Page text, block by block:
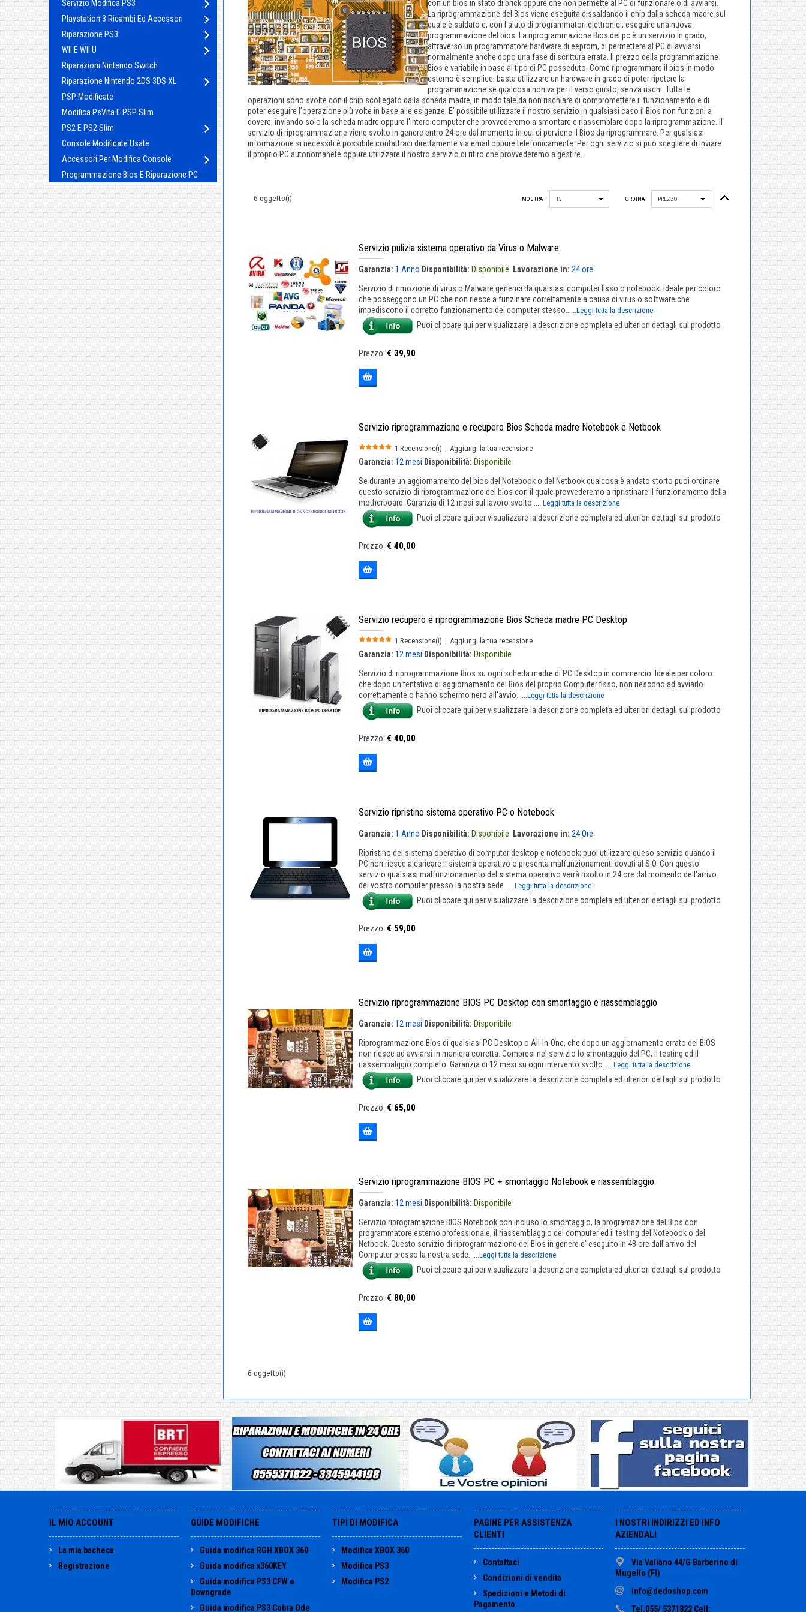
Servizio Modifica PS3
Playstation 3 Ricambi Ed Accessori
Riparazione PS3
WII E WII U
Riparazioni Nintendo Switch
Riparazione Nintendo 2DS 3DS XL
PSP Modificate
Modifica PsVita E PSP Slim
PS2 E PS2 Slim
Console Modificate Usate
Accessori Per Modifica Console
Programmazione Bios E Riparazione PC
con un bios in stato di brick oppure che non permette al PC di funzionare o di avviarsi.
La riprogrammazione del Bios viene eseguita dissaldando il chip dalla scheda madre sul
quale è saldato e, con l'aiuto di programmatori elettronici, eseguire una nuova
programmazione del bios. La riprogrammazione Bios del pc è un servizio in grado,
attraverso un programmatore hardware di eeprom, di permettere al PC di avviarsi
normalmente anche dopo una fase di scrittura errata. Il prezzo della programmazione
Bios è variabile in base al tipo di PC posseduto. Come riprogrammare il bios in modo
esterno è semplice; basta utilizzare un hardware in grado di poter ripetere la
programmazione se qualcosa non va per il verso giusto, senza rischi. Tutte le
operazioni sono svolte con il chip scollegato dalla scheda madre, in modo tale da non rischiare di compromettere il funzionamento e di
poter eseguire l'operazione più volte in base alle esigenze. E' possibile utilizzare il nostro servizio in qualsiasi caso il Bios non funzioni a
dovere, inviando solo la scheda madre oppure l'intero computer che provvederemo a smontare e riassemblare dopo la riprogrammazione. Il
servizio di riprogrammazione viene svolto in genere entro 24 ore dal momento in cui ci perviene il Bios da riprogrammare. Per qualsiasi
informazione si necessiti è possibile contattraci direttamente via email oppure telefonicamente. Per ogni servizio si può scegliere di inviare
il proprio PC autonomanete oppure utilizzare il nostro servizio di ritiro che provvederemo a gestire.
6 oggetto(i) ORDINA PREZZO
MOSTRA 13
Servizio pulizia sistema operativo da Virus o Malware
Garanzia: 1 Anno Disponibilità: Disponibile Lavorazione in: 24 ore
Servizio di rimozione di virus o Malware generici da qualsiasi computer fisso o notebook. Ideale per coloro
che posseggono un PC che non riesce a funzinare correttamente a causa di virus o software che
impediscono il corretto funzionamento del computer stesso...... Leggi tutta la descrizione
Puoi cliccare qui per visualizzare la descrizione completa ed ulteriori dettagli sul prodotto
Prezzo: € 39,90
Servizio riprogrammazione e recupero Bios Scheda madre Notebook e Netbook
1 Recensione(i) | Aggiungi la tua recensione
Garanzia: 12 mesi Disponibilità: Disponibile
Se durante un aggiornamento del bios del Notebook o del Netbook qualcosa è andato storto puoi ordinare
questo servizio di riprogrammazione del bios con il quale provvederemo a ripristinare il funzionamento della
motherboard. Garanzia di 12 mesi sul lavoro svolto...... Leggi tutta la descrizione
Puoi cliccare qui per visualizzare la descrizione completa ed ulteriori dettagli sul prodotto
Prezzo: € 40,00
Servizio recupero e riprogrammazione Bios Scheda madre PC Desktop
1 Recensione(i) | Aggiungi la tua recensione
Garanzia: 12 mesi Disponibilità: Disponibile
Servizio di riprogrammazione Bios su ogni scheda madre di PC Desktop in commercio. Ideale per coloro
che dopo un tentativo di aggiornamento del Bios del proprio Computer fisso, non riescono ad avviarlo
correttamente o hanno schermo nero all'avvio...... Leggi tutta la descrizione
Puoi cliccare qui per visualizzare la descrizione completa ed ulteriori dettagli sul prodotto
Prezzo: € 40,00
Servizio ripristino sistema operativo PC o Notebook
Garanzia: 1 Anno Disponibilità: Disponibile Lavorazione in: 24 Ore
Ripristino del sistema operativo di computer desktop e notebook; puoi utilizzare queso servizio quando il
PC non riesce a caricare il sistema operativo o presenta malfunzionamenti dovuti al S.O. Con questo
servizio qualsiasi malfunzionamento del sistema operativo verrà risolto in 24 ore dal momento dell'arrivo
del vostro computer presso la nostra sede...... Leggi tutta la descrizione
Puoi cliccare qui per visualizzare la descrizione completa ed ulteriori dettagli sul prodotto
Prezzo: € 59,00
Servizio riprogrammazione BIOS PC Desktop con smontaggio e riassemblaggio
Garanzia: 12 mesi Disponibilità: Disponibile
Riprogrammazione Bios di qualsiasi PC Desktop o All-In-One, che dopo un aggiornamento errato del BIOS
non riesce ad avviarsi in maniera corretta. Compresi nel servizio lo smontaggio del PC, il testing ed il
riassembalggio completo. Garanzia di 12 mesi su ogni intervento svolto...... Leggi tutta la descrizione
Puoi cliccare qui per visualizzare la descrizione completa ed ulteriori dettagli sul prodotto
Prezzo: € 65,00
Servizio riprogrammazione BIOS PC + smontaggio Notebook e riassemblaggio
Garanzia: 12 mesi Disponibilità: Disponibile
Servizio riprogramazione BIOS Notebook con incluso lo smontaggio, la programazione del Bios con
programmatore esterno professionale, il riassemblaggio del computer ed il testing del Notebook o del
Netbook. Questo servizio di riprogrammazione del Bios in genere e' eseguito in 48 ore dall'arrivo del
Computer presso la nostra sede...... Leggi tutta la descrizione
Puoi cliccare qui per visualizzare la descrizione completa ed ulteriori dettagli sul prodotto
Prezzo: € 80,00
6 oggetto(i)
IL MIO ACCOUNT
La mia bacheca
Registrazione
GUIDE MODIFICHE
Guida modifica RGH XBOX 360
Guida modifica x360KEY
Guida modifica PS3 CFW e
Downgrade
Guida modifica PS3 Cobra Ode
TIPI DI MODIFICA
Modifica XBOX 360
Modifica PS3
Modifica PS2
PAGINE PER ASSISTENZA
CLIENTI
Contattaci
Condizioni di vendita
Spedizioni e Metodi di
Pagamento
I NOSTRI INDIRIZZI ED INFO
AZIENDALI
Via Valiano 44/G Barberino di
Mugello (FI)
info@dedoshop.com
Tel.055/ 5371822 Cell: